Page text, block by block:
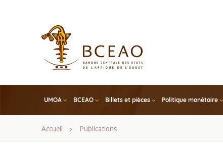
UMOA BCEAO Billets et pièces Politique monétaire
Fil
Accueil Publications